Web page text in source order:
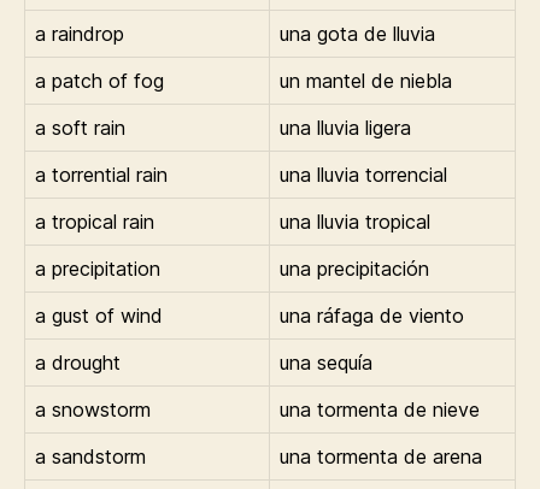
a raindrop
una gota de lluvia
a patch of fog
un mantel de niebla
a soft rain
una lluvia ligera
a torrential rain
una lluvia torrencial
a tropical rain
una lluvia tropical
a precipitation
una precipitación
a gust of wind
una ráfaga de viento
a drought
una sequía
a snowstorm
una tormenta de nieve
a sandstorm
una tormenta de arena